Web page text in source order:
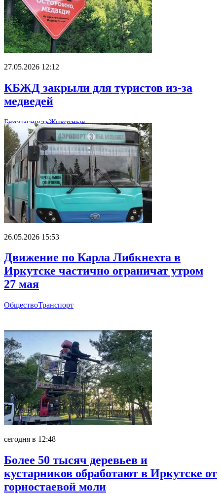
27.05.2026 12:12
КБЖД закрыли для туристов из-за
медведей
БезопасностьЖивотные
26.05.2026 15:53
Движение по Карла Либкнехта в
Иркутске частично ограничат утром
27 мая
ОбществоТранспорт
сегодня в 12:48
Более 50 тысяч деревьев и
кустарников обработают в Иркутске от
горностаевой моли